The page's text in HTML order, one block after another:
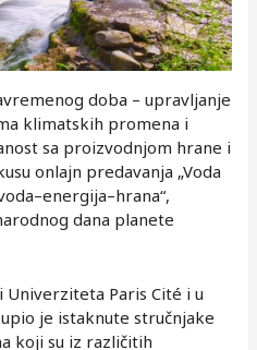
doba – upravljanje
klimatskih promena i
sa proizvodnjom hrane i
onlajn predavanja „Voda
dana planete
Univerziteta Paris Cité i u
je istaknute stručnjake
koji su iz različitih